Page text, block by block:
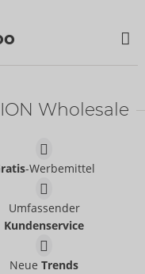
Daphne Laat
Wholesale
-Werbemittel
Umfassender
Kundenservice
NeueTrends